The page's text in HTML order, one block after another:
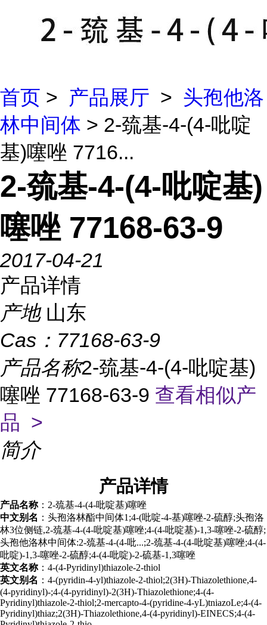
首页 > 产品展厅 > 头孢他洛
林中间体 > 2-巯基-4-(4-吡啶
基)噻唑 7716...
2-巯基-4-(4-吡啶基)
噻唑 77168-63-9
2017-04-21
产品详情
产地 山东
Cas： 77168-63-9
产品名称2-巯基-4-(4-吡啶基)
噻唑 77168-63-9 查看相似产
品 >
简介
产品详情
产品名称：2-巯基-4-(4-吡啶基)噻唑
中文别名 ：头孢洛林酯中间体1;4-(吡啶-4-基)噻唑-2-硫醇;头孢洛
林3位侧链,2-巯基-4-(4-吡啶基)噻唑;4-(4-吡啶基)-1,3-噻唑-2-硫醇;
头孢他洛林中间体:2-巯基-4-(4-吡...;2-巯基-4-(4-吡啶基)噻唑;4-(4-
吡啶)-1,3-噻唑-2-硫醇;4-(4-吡啶)-2-硫基-1,3噻唑
英文名称：4-(4-Pyridinyl)thiazole-2-thiol
英文别名 ：4-(pyridin-4-yl)thiazole-2-thiol;2(3H)-Thiazolethione,4-
(4-pyridinyl)-;4-(4-pyridinyl)-2(3H)-Thiazolethione;4-(4-
Pyridinyl)thiazole-2-thiol;2-mercapto-4-(pyridine-4-yL)tniazoLe;4-(4-
Pyridinyl)thiaz;2(3H)-Thiazolethione,4-(4-pyridinyl)-EINECS;4-(4-